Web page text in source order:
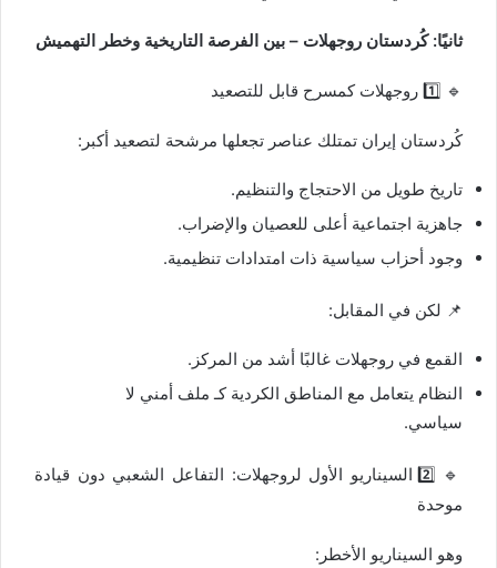
ثانيًا: كُردستان روجھلات – بين الفرصة التاريخية وخطر التهميش
🔹 1️⃣ روجھلات كمسرح قابل للتصعيد
كُردستان إيران تمتلك عناصر تجعلها مرشحة لتصعيد أكبر:
تاريخ طويل من الاحتجاج والتنظيم.
جاهزية اجتماعية أعلى للعصيان والإضراب.
وجود أحزاب سياسية ذات امتدادات تنظيمية.
📌 لكن في المقابل:
القمع في روجھلات غالبًا أشد من المركز.
النظام يتعامل مع المناطق الكردية كـ ملف أمني لا
سياسي.
🔹 2️⃣ السيناريو الأول لروجھلات: التفاعل الشعبي دون قيادة
موحدة
وهو السيناريو الأخطر: